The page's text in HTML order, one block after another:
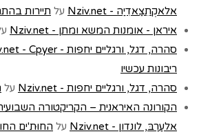
אלאקְתִצַאדִיַה - Nziv.net
על תיירות
איראן - אומנות המשא ומתן - Nziv.net
סהרה, דגל, ורגליים יחפות - Nziv.net - Cpyer חדשות
ריבונות עכשיו
סהרה, דגל, ורגליים יחפות - Nziv.net
על
הקורונה האיראנית – הקריקטורה
אלעַרַבּ, לונדון - Nziv.net
על החוּת'ים